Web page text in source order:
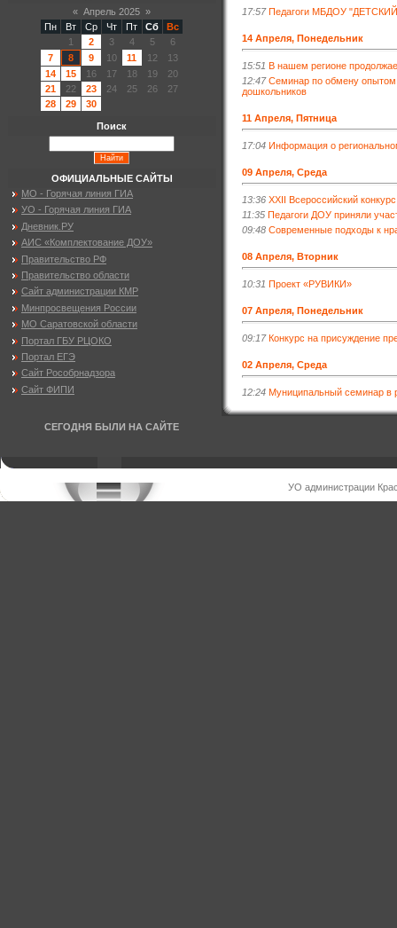
17:57 Педагоги МБДОУ
14 Апреля, Понедельник
15:51 В нашем регионе
12:47 Семинар по обмену опытом
дошкольников
11 Апреля, Пятница
17:04 Информация о
09 Апреля, Среда
13:36 XXII Всероссийский
11:35 Педагоги ДОУ приняли
09:48 Современные подходы к
08 Апреля, Вторник
10:31 Проект «РУВИКИ»
07 Апреля, Понедельник
09:17 Конкурс на присуждение
02 Апреля, Среда
12:24 Муниципальный семинар в
« Апрель 2025 »
Пн
Вт Ср Чт Пт Сб
Вс
1
2 3 4 5
6
7
8 9 10 11 12
13
14
15 16 17 18 19
20
21
22 23 24 25 26
27
28
29 30
Поиск
ОФИЦИАЛЬНЫЕ САЙТЫ
МО - Горячая линия ГИА
УО - Горячая линия ГИА
Дневник.РУ
АИС «Комплектование ДОУ»
Правительство РФ
Правительство области
Сайт администрации КМР
Минпросвещения России
МО Саратовской области
Портал ГБУ РЦОКО
Портал ЕГЭ
Сайт Рособрнадзора
Сайт ФИПИ
СЕГОДНЯ БЫЛИ НА САЙТЕ
УО администрации